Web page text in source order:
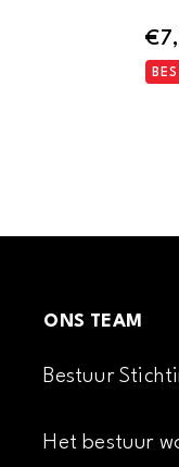
€
ONS TEAM
Bestuur
Het bestuur